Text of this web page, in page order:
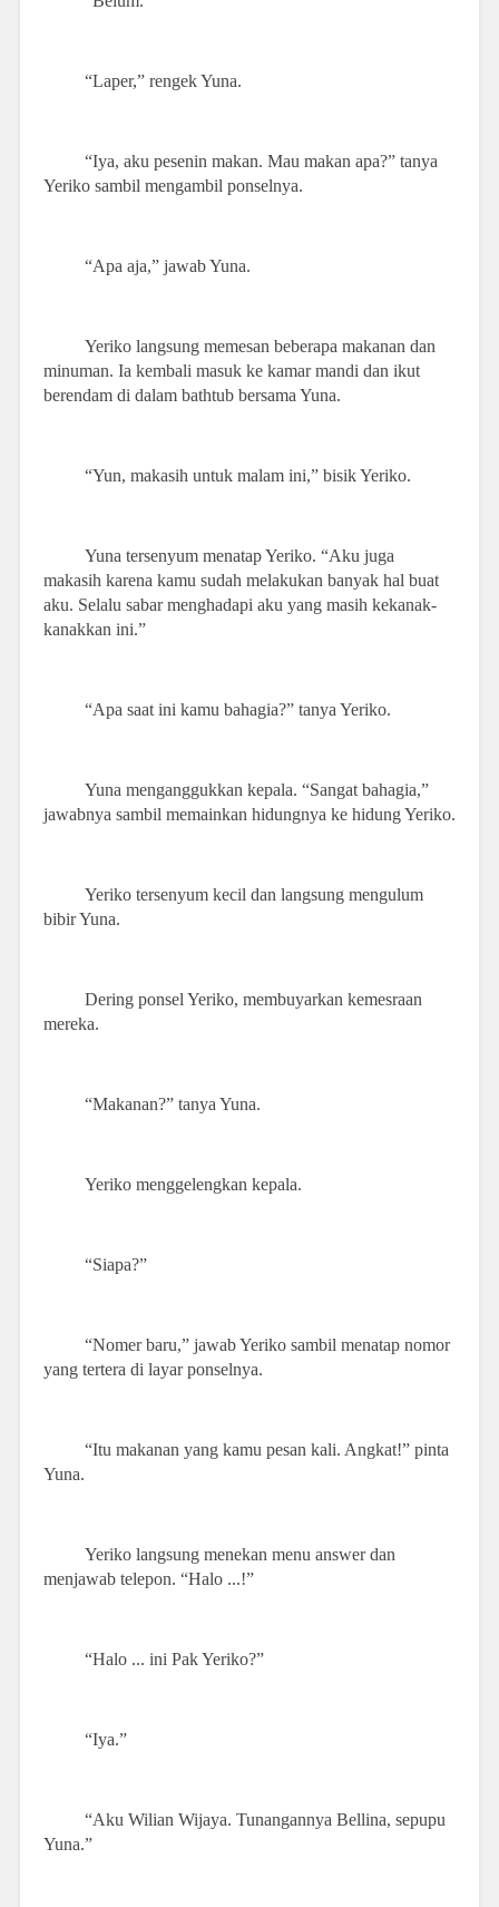
“Laper,” rengek Yuna.
“Iya, aku pesenin makan. Mau makan apa?” tanya
Yeriko sambil mengambil ponselnya.
“Apa aja,” jawab Yuna.
Yeriko langsung memesan beberapa makanan dan
minuman. Ia kembali masuk ke kamar mandi dan ikut
berendam di dalam bathtub bersama Yuna.
“Yun, makasih untuk malam ini,” bisik Yeriko.
Yuna tersenyum menatap Yeriko. “Aku juga
makasih karena kamu sudah melakukan banyak hal buat
aku. Selalu sabar menghadapi aku yang masih kekanak-
kanakkan ini.”
“Apa saat ini kamu bahagia?” tanya Yeriko.
Yuna menganggukkan kepala. “Sangat bahagia,”
jawabnya sambil memainkan hidungnya ke hidung Yeriko.
Yeriko tersenyum kecil dan langsung mengulum
bibir Yuna.
Dering ponsel Yeriko, membuyarkan kemesraan
mereka.
“Makanan?” tanya Yuna.
Yeriko menggelengkan kepala.
“Siapa?”
“Nomer baru,” jawab Yeriko sambil menatap nomor
yang tertera di layar ponselnya.
“Itu makanan yang kamu pesan kali. Angkat!” pinta
Yuna.
Yeriko langsung menekan menu answer dan
menjawab telepon. “Halo ...!”
“Halo ... ini Pak Yeriko?”
“Iya.”
“Aku Wilian Wijaya. Tunangannya Bellina, sepupu
Yuna.”